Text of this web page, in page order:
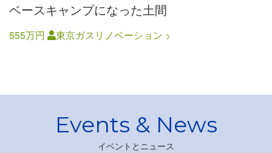
ベースキャンプになった土間
555万円 東京ガスリノベーション
イベントとニュース